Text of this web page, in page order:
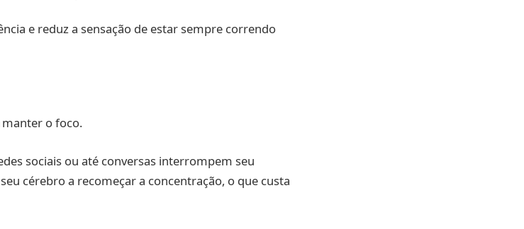
e reduz a sensação de estar sempre correndo
o foco.
sociais ou até conversas interrompem seu
cérebro a recomeçar a concentração, o que custa